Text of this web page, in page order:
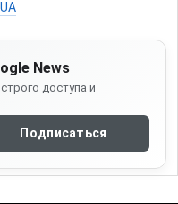
News
доступа и
Подписаться